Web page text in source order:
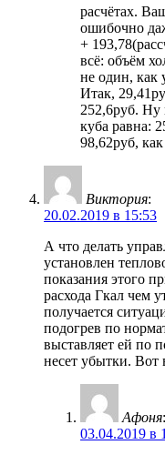
расчётах.
ошибочно
+
всё: объём
не один, как
Итак,
252,6руб. Ну
куба равна:
98,62руб,
Виктория:
20.02.2019 в 15:53
А что делать
установлен
показания этого
расхода Гкал чем
получается
подогрев по
выставляет ей
несет убытки.
Афоня:
03.04.2019 в